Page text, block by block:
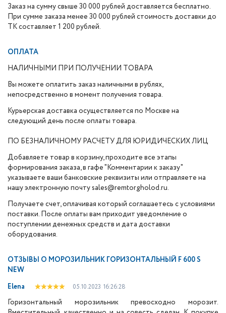
Заказ на сумму свыше 30 000 рублей доставляется бесплатно.
При сумме заказа менее 30 000 рублей стоимость доставки до
ТК составляет 1 200 рублей.
ОПЛАТА
НАЛИЧНЫМИ ПРИ ПОЛУЧЕНИИ ТОВАРА
Вы можете оплатить заказ наличными в рублях,
непосредственно в момент получения товара.
Курьерская доставка осуществляется по Москве на
следующий день после оплаты товара.
ПО БЕЗНАЛИЧНОМУ РАСЧЕТУ ДЛЯ ЮРИДИЧЕСКИХ ЛИЦ
Добавляете товар в корзину, проходите все этапы
формирования заказа, в гафе "Комментарии к заказу"
указываете ваши банковские реквизиты или отправляете на
нашу электронную почту sales@remtorgholod.ru.
Получаете счет, оплачивая который соглашаетесь с условиями
поставки. После оплаты вам приходит уведомление о
поступлении денежных средств и дата доставки
оборудования.
ОТЗЫВЫ О МОРОЗИЛЬНИК ГОРИЗОНТАЛЬНЫЙ F 600 S
NEW
Elena
05.10.2023 16:26:28
Горизонтальный морозильник превосходно морозит.